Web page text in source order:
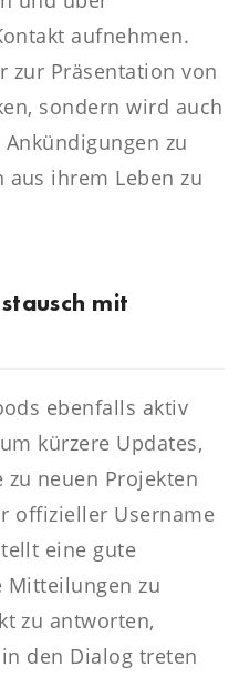
aufnehmen.
zur Präsentation von
sondern wird auch
zu
ihrem Leben zu
mit
ebenfalls aktiv
kürzere Updates,
zu neuen Projekten
offizieller Username
eine gute
Mitteilungen zu
zu antworten,
den Dialog treten